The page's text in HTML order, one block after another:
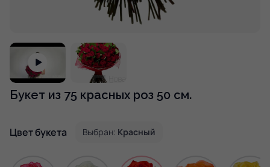
Букет из 75 красных роз 50 см.
Цвет букета Выбран: Красный